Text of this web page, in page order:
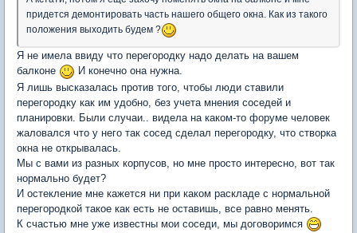
придется демонтировать часть нашего общего окна. Как из такого
положения выходить будем ?
Я не имела ввиду что перегородку надо делать на вашем
балконе
И конечно она нужна.
Я лишь высказалась против того, чтобы люди ставили
перегородку как им удобно, без учета мнения соседей и
планировки. Были случаи.. видела на каком-то форуме человек
жаловался что у него так сосед сделал перегородку, что створка
окна не открывалась.
Мы с вами из разных корпусов, но мне просто интересно, вот так
нормально будет?
И остекление мне кажется ни при каком раскладе с нормальной
перегородкой такое как есть не оставишь, все равно менять.
К счастью мне уже известны мои соседи, мы договоримся